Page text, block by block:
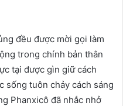
đều được mời gọi làm
trong chính bản thân
tại được gìn giữ cách
sống tuôn chảy cách sáng
Phanxicô đã nhắc nhở